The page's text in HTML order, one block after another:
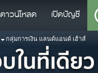
ดาวน์โหลด เปิดบัญชี
กลุ่มการเงิน แลนด์แอนด์ เฮ้าส์